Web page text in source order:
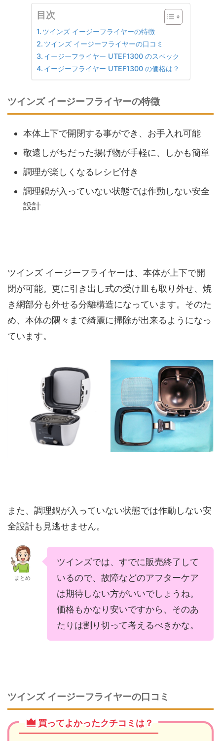
目次
ツインズ イージーフライヤーの特徴
ツインズ イージーフライヤーの口コミ
イージーフライヤー UTEF1300 のスペック
イージーフライヤー UTEF1300 の価格は？
ツインズ イージーフライヤーの特徴
本体上下で開閉する事ができ、お手入れ可能
敬遠しがちだった揚げ物が手軽に、しかも簡単
調理が楽しくなるレシピ付き
調理鍋が入っていない状態では作動しない安全
設計
ツインズ イージーフライヤーは、本体が上下で開
閉が可能。更に引き出し式の受け皿も取り外せ、焼
き網部分も外せる分離構造になっています。そのた
め、本体の隅々まで綺麗に掃除が出来るようになっ
ています。
また、調理鍋が入っていない状態では作動しない安
全設計も見逃せません。
まとめ
ツインズでは、すでに販売終了して
いるので、故障などのアフターケア
は期待しない方がいいでしょうね。
価格もかなり安いですから、そのあ
たりは割り切って考えるべきかな。
ツインズ イージーフライヤーの口コミ
買ってよかったクチコミは？